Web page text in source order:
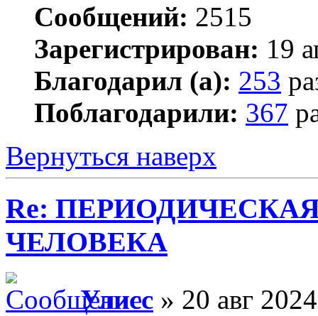
Сообщений: 2515
Зарегистрирован: 19
Благодарил (а): 253
Поблагодарили: 367
Вернуться наверх
Re:
ЧЕЛОВЕКА
Улисс » 20 авг